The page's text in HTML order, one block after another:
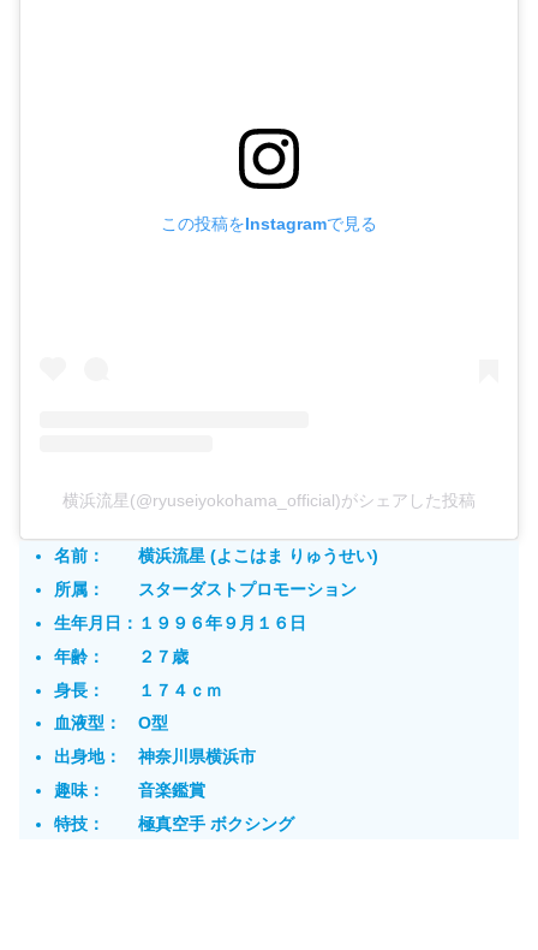
この投稿をInstagramで見る
横浜流星(@ryuseiyokohama_official)がシェアした投稿
名前： 横浜流星 (よこはま りゅうせい)
所属： スターダストプロモーション
生年月日：１９９６年９月１６日
年齢： ２７歳
身長： １７４ｃｍ
血液型： O型
出身地： 神奈川県横浜市
趣味： 音楽鑑賞
特技： 極真空手 ボクシング